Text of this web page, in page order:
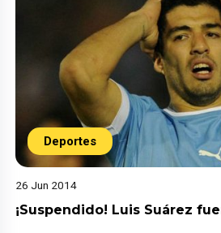
Deportes
26 Jun 2014
¡Suspendido! Luis Suárez